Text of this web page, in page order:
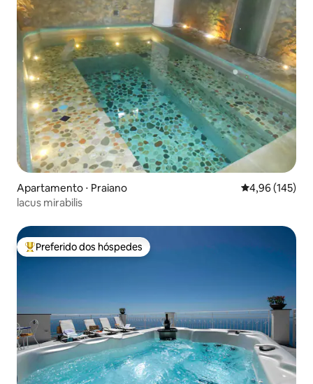
Apartamento ⋅ Praiano 4,96 de uma
4,96 (145)
lacus mirabilis
Entre os melhores preferidos dos hóspedes
Preferido dos hóspedes